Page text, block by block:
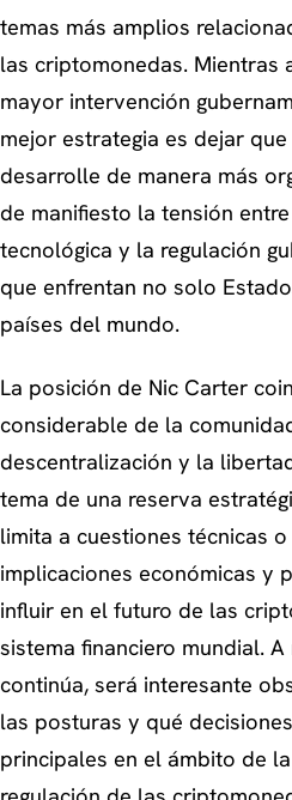
temas más amplios
las criptomonedas. Mientras
mayor intervención
mejor estrategia es dejar
desarrolle de manera más
de manifiesto la tensión
tecnológica y la regulación
que enfrentan no solo
países del mundo.
La posición de Nic Carter
considerable de la
descentralización y la
tema de una reserva
limita a cuestiones técnicas
implicaciones económicas y
influir en el futuro de las
sistema financiero mundial.
continúa, será interesante
las posturas y qué
principales en el ámbito de